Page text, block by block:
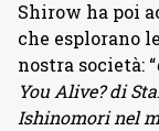
Shirow ha poi
che esplorano
nostra società: “
You Alive? di
Ishinomori nel